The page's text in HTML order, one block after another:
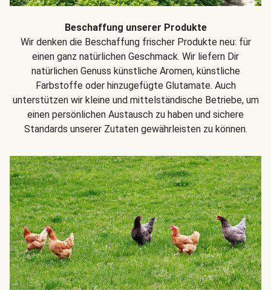
Beschaffung unserer Produkte
Wir denken die Beschaffung frischer Produkte neu: für
einen ganz natürlichen Geschmack. Wir liefern Dir
natürlichen Genuss künstliche Aromen, künstliche
Farbstoffe oder hinzugefügte Glutamate. Auch
unterstützen wir kleine und mittelständische Betriebe, um
einen persönlichen Austausch zu haben und sichere
Standards unserer Zutaten gewährleisten zu können.